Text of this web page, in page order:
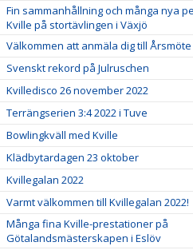
Fin sammanhållning och många nya
Kville på stortävlingen i Växjö
Välkommen att anmäla dig till
Svenskt rekord på Julruschen
Kvilledisco 26 november 2022
Terrängserien 3:4 2022 i Tuve
Bowlingkväll med Kville
Klädbytardagen 23 oktober
Kvillegalan 2022
Varmt välkommen till Kvillegalan 2022!
Många fina Kville-prestationer på
Götalandsmästerskapen i Eslöv